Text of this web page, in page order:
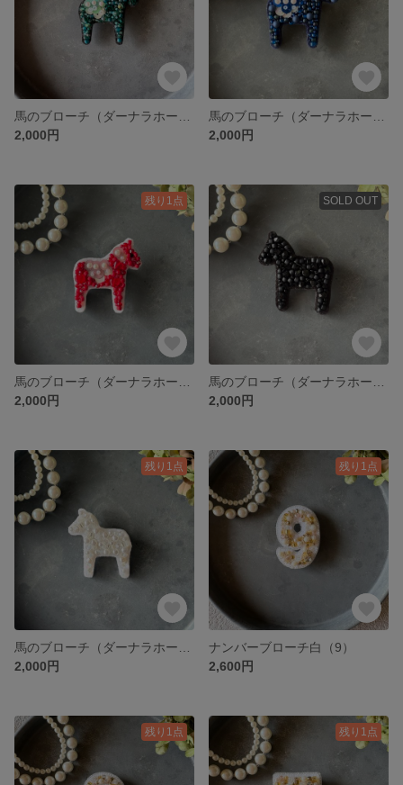
2,000円
2,000円
残り1点
2,000円
SOLD OUT
2,000円
残り1点
2,000円
残り1点
ナンバーブローチ白（9）
2,600円
残り1点 残り1点